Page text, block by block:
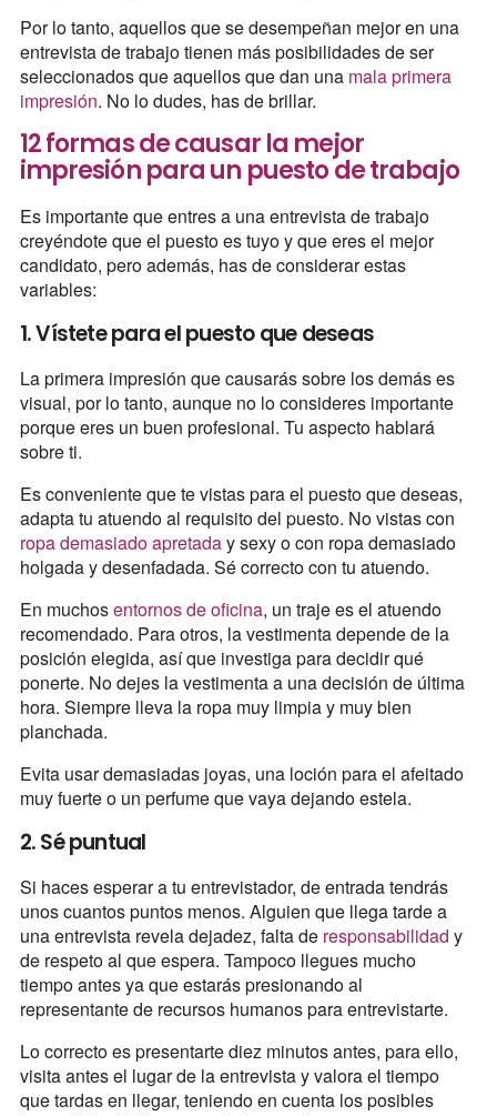
Por lo tanto, aquellos que se desempeñan mejor en una
entrevista de trabajo tienen más posibilidades de ser
seleccionados que aquellos que dan una mala primera
impresión. No lo dudes, has de brillar.
12 formas de causar la mejor
impresión para un puesto de trabajo
Es importante que entres a una entrevista de trabajo
creyéndote que el puesto es tuyo y que eres el mejor
candidato, pero además, has de considerar estas
variables:
1. Vístete para el puesto que deseas
La primera impresión que causarás sobre los demás es
visual, por lo tanto, aunque no lo consideres importante
porque eres un buen profesional. Tu aspecto hablará
sobre ti.
Es conveniente que te vistas para el puesto que deseas,
adapta tu atuendo al requisito del puesto. No vistas con
ropa demasiado apretaday sexy o con ropa demasiado
holgada y desenfadada. Sé correcto con tu atuendo.
En muchosentornos de oficina, un traje es el atuendo
recomendado. Para otros, la vestimenta depende de la
posición elegida, así que investiga para decidir qué
ponerte. No dejes la vestimenta a una decisión de última
hora. Siempre lleva la ropa muy limpia y muy bien
planchada.
Evita usar demasiadas joyas, una loción para el afeitado
muy fuerte o un perfume que vaya dejando estela.
2. Sé puntual
Si haces esperar a tu entrevistador, de entrada tendrás
unos cuantos puntos menos. Alguien que llega tarde a
una entrevista revela dejadez, falta de responsabilidad y
de respeto al que espera. Tampoco llegues mucho
tiempo antes ya que estarás presionando al
representante de recursos humanos para entrevistarte.
Lo correcto es presentarte diez minutos antes, para ello,
visita antes el lugar de la entrevista y valora el tiempo
que tardas en llegar, teniendo en cuenta los posibles